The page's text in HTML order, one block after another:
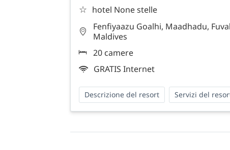
☆ hotel None stelle
Fenfiyaazu Goalhi, Maadhadu,
Maldives
20 camere
GRATIS Internet
Descrizione del resort Servizi del